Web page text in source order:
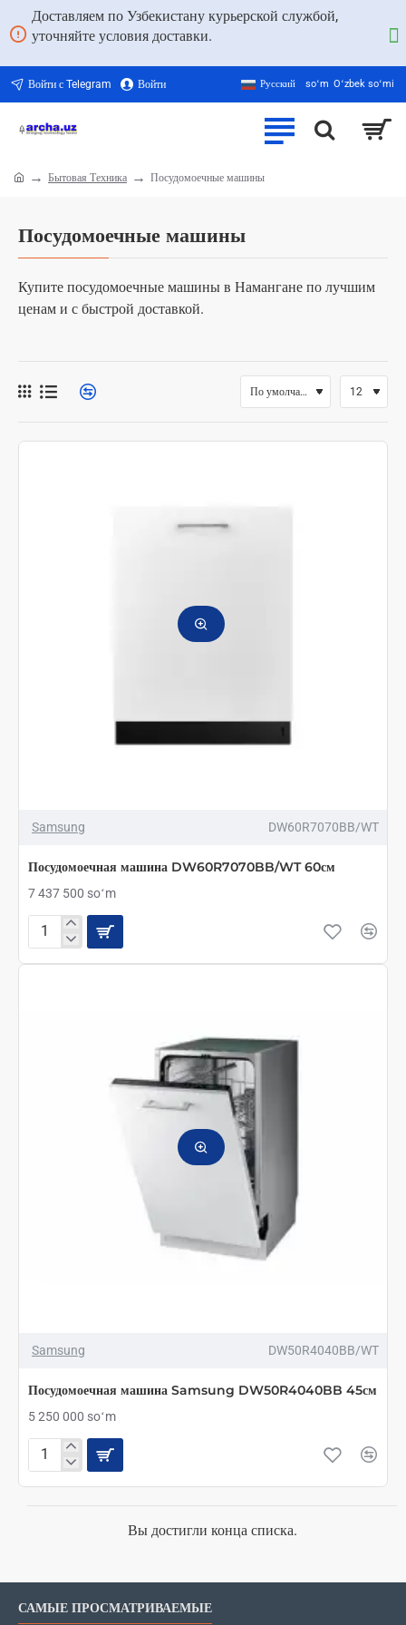
Доставляем по Узбекистану курьерской службой,
уточняйте условия доставки.
Войти с Telegram Войти Русский soʻm Oʻzbek soʻmi
Посудомоечные машины
Бытовая Техника Посудомоечные машины
Купите посудомоечные машины в Намангане по лучшим
ценам и с быстрой доставкой.
Samsung DW60R7070BB/WT
Посудомоечная машина DW60R7070BB/WT 60см
7 437 500 soʻm
Посудомоечная
Samsung DW50R4040BB/WT
Посудомоечная машина Samsung DW50R4040BB 45см
5 250 000 soʻm
Посудомоечная
Вы достигли конца списка.
САМЫЕ ПРОСМАТРИВАЕМЫЕ